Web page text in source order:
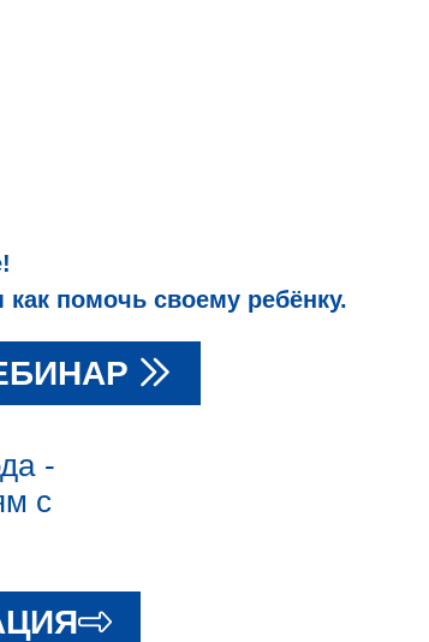
помочь своему ребёнку.
-
с